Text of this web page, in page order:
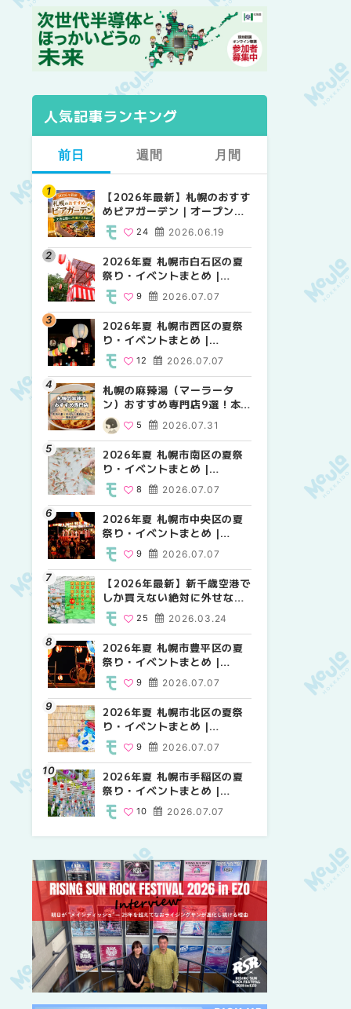
人気記事ランキング
前日
【2026年最新】札幌のおすす
めビアガーデン｜オープン日
順に徹底紹介！大通公園から
穴場テラスまで | MouLa
HOKKAIDO
2026.06.19
24
2026年夏 札幌市白石区の夏
祭り・イベントまとめ |
MouLa HOKKAIDO
2026.07.07
9
2026年夏 札幌市西区の夏祭
り・イベントまとめ |
MouLa HOKKAIDO
2026.07.07
12
札幌の麻辣湯（マーラータ
ン）おすすめ専門店9選！本
場の量り売りから最新店まで
徹底比較 | MouLa
HOKKAIDO
2026.07.31
5
2026年夏 札幌市南区の夏祭
り・イベントまとめ |
MouLa HOKKAIDO
2026.07.07
8
2026年夏 札幌市中央区の夏
祭り・イベントまとめ |
MouLa HOKKAIDO
2026.07.07
9
【2026年最新】新千歳空港で
しか買えない絶対に外せない
限定スイーツ・焼き菓子18選
| MouLa HOKKAIDO
2026.03.24
25
2026年夏 札幌市豊平区の夏
祭り・イベントまとめ |
MouLa HOKKAIDO
2026.07.07
9
2026年夏 札幌市北区の夏祭
り・イベントまとめ |
MouLa HOKKAIDO
2026.07.07
9
2026年夏 札幌市手稲区の夏
祭り・イベントまとめ |
MouLa HOKKAIDO
2026.07.07
10
週間
【2026年最新】札幌のおすす
めビアガーデン｜オープン日
穴場テラスまで | MouLa
HOKKAIDO
24
2026年夏 札幌市西区の夏祭
り・イベントまとめ |
12
2026年夏 札幌市北区の夏祭
り・イベントまとめ |
9
2026年夏 札幌市手稲区の夏
祭り・イベントまとめ |
10
2026年夏 札幌市白石区の夏
祭り・イベントまとめ |
9
2026年夏 札幌市清田区の夏
祭り・イベントまとめ |
6
2026年夏 札幌市南区の夏祭
り・イベントまとめ |
8
2026年夏 札幌市豊平区の夏
祭り・イベントまとめ |
9
2026年夏 札幌市中央区の夏
祭り・イベントまとめ |
9
2026年夏 恵庭市・千歳市の
夏祭り・イベントまとめ |
9
月間
【2026年最新】札幌のおすす
めビアガーデン｜オープン日
穴場テラスまで | MouLa
HOKKAIDO
24
2026年夏 札幌市北区の夏祭
り・イベントまとめ |
9
2026年夏 札幌市白石区の夏
祭り・イベントまとめ |
9
2026年夏 札幌市西区の夏祭
り・イベントまとめ |
12
2026年夏 札幌市手稲区の夏
祭り・イベントまとめ |
10
札幌の麻辣湯（マーラータ
ン）おすすめ専門店6選！本
徹底比較 | MouLa
HOKKAIDO
5
2026年夏 札幌市清田区の夏
祭り・イベントまとめ |
6
【2026年最新】新千歳空港で
しか買えない絶対に外せない
限定スイーツ・焼き菓子18選
| MouLa HOKKAIDO
25
【新千歳空港】新カードラウ
ンジが開業。「SUPER
ラウンジアネックス）」をご
紹介！！ | MouLa
HOKKAIDO
18
2026年夏 札幌市豊平区の夏
祭り・イベントまとめ |
9